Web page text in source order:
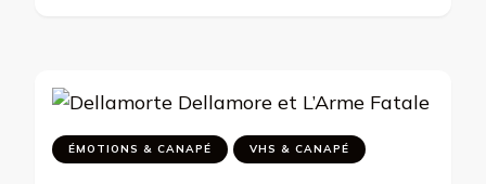
ÉMOTIONS & CANAPÉ VHS & CANAPÉ